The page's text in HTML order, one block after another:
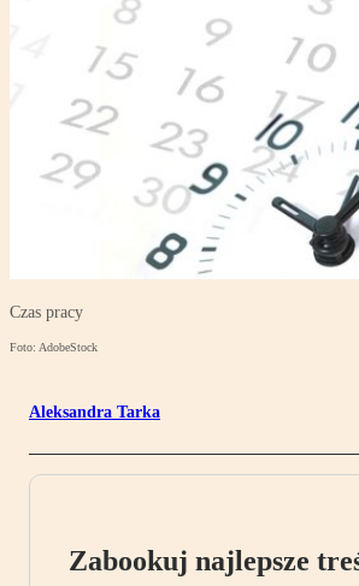
Czas pracy
Foto: AdobeStock
Aleksandra Tarka
Zabookuj najlepsze